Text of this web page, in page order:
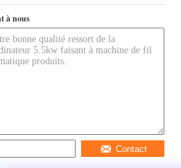
à nous
Contact